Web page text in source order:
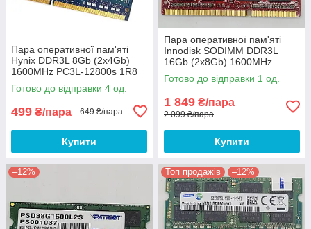
Пара оперативної пам'яті
Hynix DDR3L 8Gb (2x4Gb)
1600MHz PC3L-12800s 1R8
CL11 (HMT451S6BFR8A-PB
N0 AA) Б/В
Готово до відправки 4 од.
499 ₴/пара 649 ₴/пара
Купити
Пара оперативної пам'яті
Innodisk SODIMM DDR3L
16Gb (2x8Gb) 1600MHz
PC3L-12800s 2R8 CL11
(M3SW-8GMSDD0C) Б/В
Готово до відправки 1 од.
1 849 ₴/пара
2 099 ₴/пара
Купити
–12% Топ продажів –12%